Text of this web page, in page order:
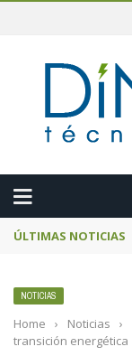
ÚLTIMAS NOTICIAS
NOTICIAS
Home › Noticias ›
transición energética